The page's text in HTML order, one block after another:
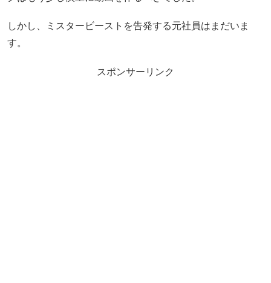
しかし、ミスタービーストを告発する元社員はまだいま
す。
スポンサーリンク